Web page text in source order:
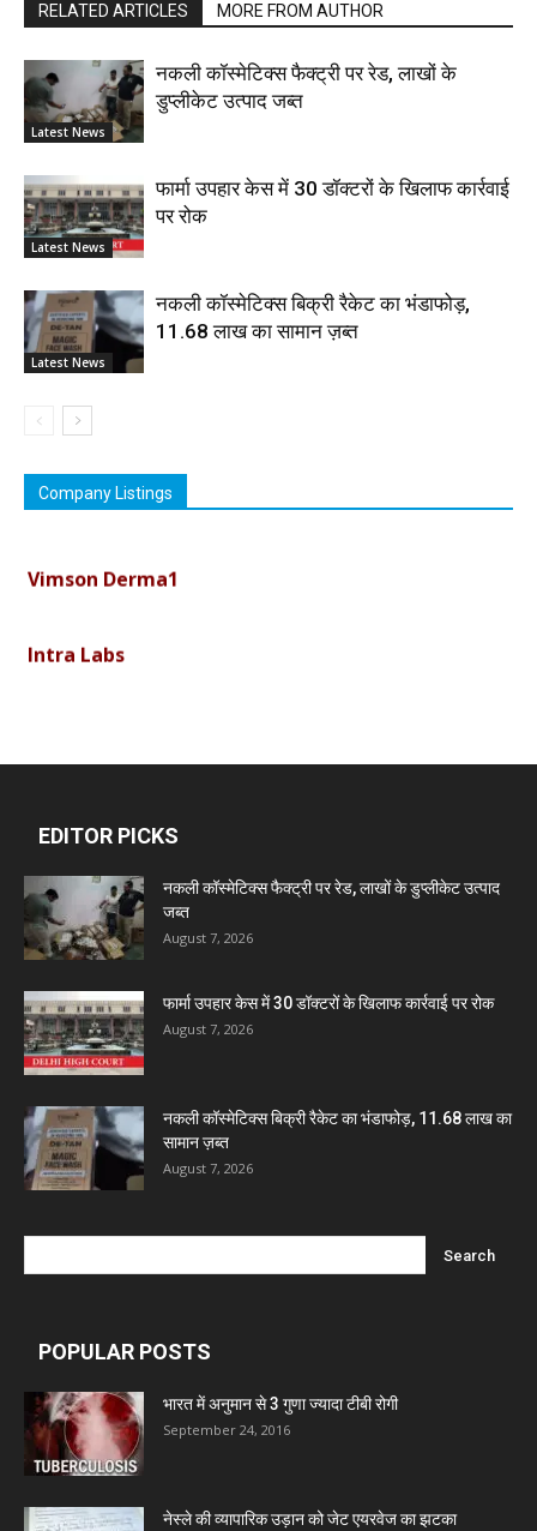
RELATED ARTICLES MORE FROM AUTHOR
Latest News
नकली कॉस्मेटिक्स फैक्ट्री पर रेड, लाखों के
डुप्लीकेट उत्पाद जब्त
Latest News
फार्मा उपहार केस में 30 डॉक्टरों के खिलाफ कार्रवाई
पर रोक
Latest News
नकली कॉस्मेटिक्स बिक्री रैकेट का भंडाफोड़,
11.68 लाख का सामान ज़ब्त
Company Listings
Vimson Derma1
Intra Labs
Dava India
Invision Pharma Limited
Ben Pharmaceuticals
Mcneil & Argus Pharmaceuticals Limited
Leeford Healthcare Ltd
Admac Group Companies
EDITOR PICKS
नकली कॉस्मेटिक्स फैक्ट्री पर रेड, लाखों के डुप्लीकेट उत्पाद
जब्त
August 7, 2026
फार्मा उपहार केस में 30 डॉक्टरों के खिलाफ कार्रवाई पर रोक
August 7, 2026
नकली कॉस्मेटिक्स बिक्री रैकेट का भंडाफोड़, 11.68 लाख का
सामान ज़ब्त
August 7, 2026
POPULAR POSTS
भारत में अनुमान से 3 गुणा ज्यादा टीबी रोगी
September 24, 2016
नेस्ले की व्यापारिक उड़ान को जेट एयरवेज का झटका